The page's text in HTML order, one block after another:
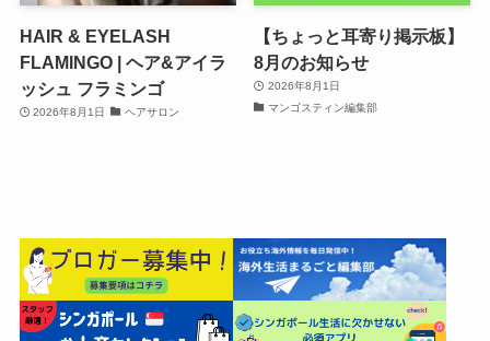
HAIR & EYELASH
FLAMINGO | ヘア&アイラ
ッシュ フラミンゴ
2026年8月1日 ヘアサロン
【ちょっと耳寄り掲示板】
8月のお知らせ
2026年8月1日
マンゴスティン編集部